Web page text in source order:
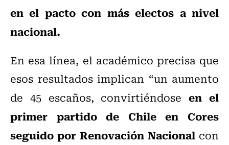
en el pacto con más electos a nivel
nacional.
En esa línea, el académico precisa que
esos resultados implican “un aumento
de 45 escaños, convirtiéndoseen el
primer partido de Chile en Cores
seguido por Renovación Nacional con